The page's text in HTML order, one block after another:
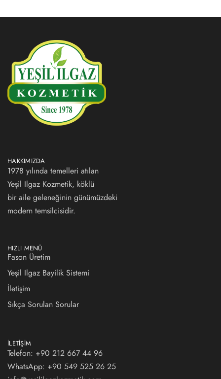
HAKKIMIZDA
1978 yılında temelleri atılan
Yeşil Ilgaz Kozmetik, köklü
bir aile geleneğinin günümüzdeki
modern temsilcisidir.
HIZLI MENÜ
Fason Üretim
Yeşil Ilgaz Bayilik Sistemi
İletişim
Sıkça Sorulan Sorular
İLETIŞIM
Telefon: +90 212 667 44 96
WhatsApp: +90 549 525 26 25